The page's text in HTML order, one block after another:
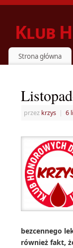
Klub
ZIELONKA
Strona główna
przez krzys | 6
bezcennego
również fakt,